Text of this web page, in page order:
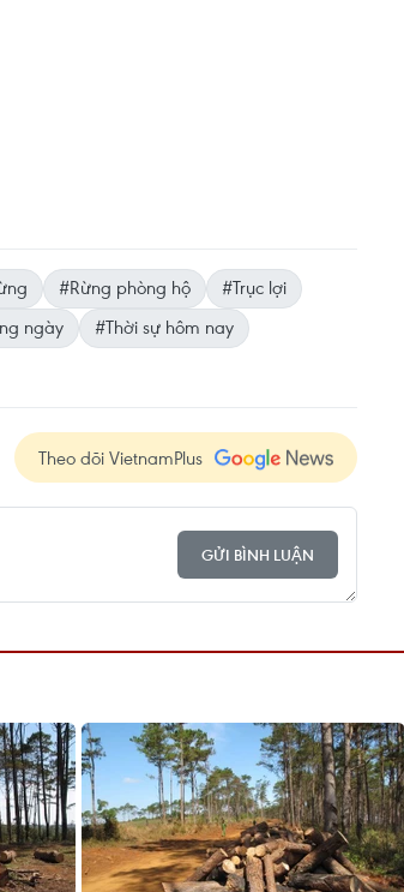
#Rừng phòng hộ
#Trục lợi
ngày
#Thời sự hôm nay
Theo dõi VietnamPlus
GỬI BÌNH LUẬN